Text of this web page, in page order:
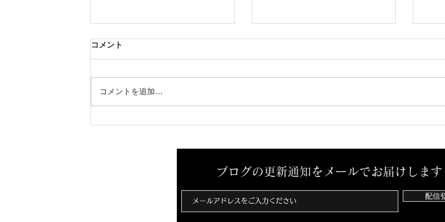
芳醇な香り 予感？ 孤独
コメント
コメントを追加…
ブログの更新通知をメールでお届けします
配信